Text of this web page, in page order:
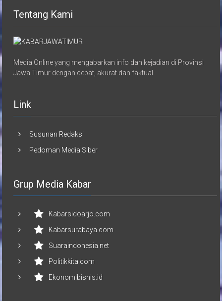
Tentang Kami
Media Online yang mengabarkan info dan kejadian di Provinsi
Jawa Timur dengan cepat, akurat dan faktual.
Link
Susunan Redaksi
Pedoman Media Siber
Grup Media Kabar
Kabarsidoarjo.com
Kabarsurabaya.com
Suaraindonesia.net
Politikkita.com
Ekonomibisnis.id